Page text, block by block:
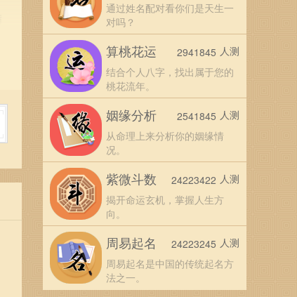
通过姓名配对看你们是天生一
对吗？
算桃花运
结合个人八字，找出属于您的
桃花流年。
2941845 人测
姻缘分析
从命理上来分析你的姻缘情
况。
2541845 人测
紫微斗数
揭开命运玄机，掌握人生方
向。
24223422 人测
周易起名
周易起名是中国的传统起名方
法之一。
24223245 人测